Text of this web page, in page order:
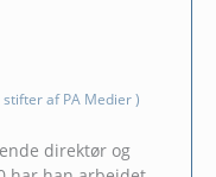
af PA Medier)
direktør og